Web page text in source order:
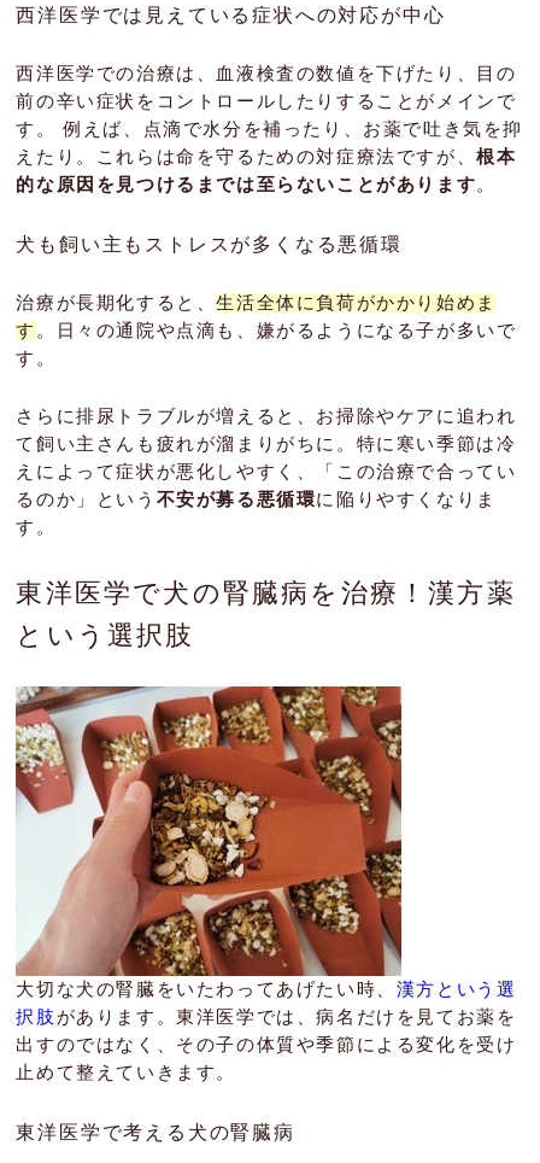
西洋医学では見えている症状への対応が中心
西洋医学での治療は、血液検査の数値を下げたり、目の
前の辛い症状をコントロールしたりすることがメインで
す。 例えば、点滴で水分を補ったり、お薬で吐き気を抑
えたり。これらは命を守るための対症療法ですが、根本
的な原因を見つけるまでは至らないことがあります。
犬も飼い主もストレスが多くなる悪循環
治療が長期化すると、生活全体に負荷がかかり始めま
す 。日々の通院や点滴も、嫌がるようになる子が多いで
す。
さらに排尿トラブルが増えると、お掃除やケアに追われ
て飼い主さんも疲れが溜まりがちに。特に寒い季節は冷
えによって症状が悪化しやすく、「この治療で合ってい
るのか」という 不安が募る悪循環に陥りやすくなりま
す。
東洋医学で犬の腎臓病を治療！漢方薬
という選択肢
大切な犬の腎臓をいたわってあげたい時、 漢方という選
択肢 があります。東洋医学では、病名だけを見てお薬を
出すのではなく、その子の体質や季節による変化を受け
止めて整えていきます。
東洋医学で考える犬の腎臓病